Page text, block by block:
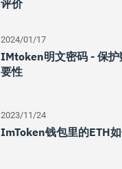
评价
2024/01/17
IMtoken明文密码 - 保护
要性
2023/11/24
ImToken钱包里的ETH